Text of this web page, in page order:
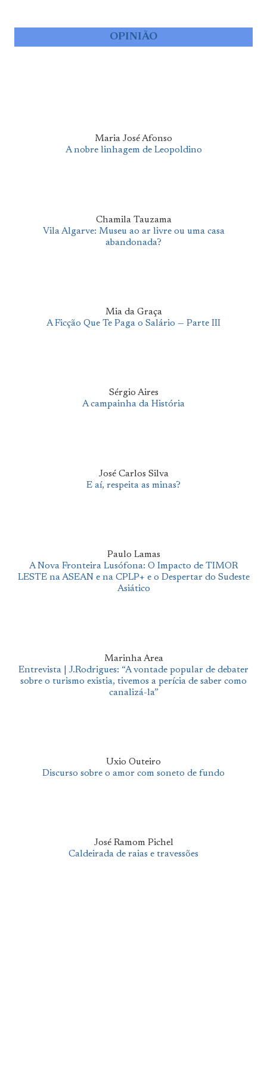
OPINIÃO
Maria José Afonso
A nobre linhagem de Leopoldino
Chamila Tauzama
Vila Algarve: Museu ao ar livre ou uma casa
abandonada?
Mia da Graça
A Ficção Que Te Paga o Salário — Parte III
Sérgio Aires
A campainha da História
José Carlos Silva
E aí, respeita as minas?
Paulo Lamas
A Nova Fronteira Lusófona: O Impacto de TIMOR
LESTE na ASEAN e na CPLP+ e o Despertar do Sudeste
Asiático
Marinha Area
Entrevista | J.Rodrigues: “A vontade popular de debater
sobre o turismo existia, tivemos a perícia de saber como
canalizá-la”
Uxio Outeiro
Discurso sobre o amor com soneto de fundo
José Ramom Pichel
Caldeirada de raias e travessões